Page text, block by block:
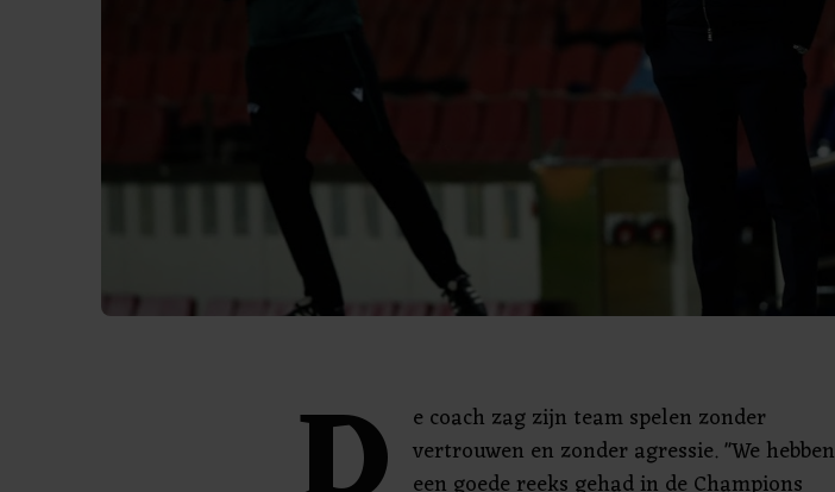
e coach zag zijn team spelen zonder
vertrouwen en zonder agressie. "We hebben